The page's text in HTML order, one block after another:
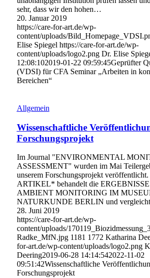
sehr, dass wir den hohen…
20. Januar 2019
https://care-for-art.de/wp-
content/uploads/
Elise Spiegel https://care-for-art.de/wp-
content/uploads/logo2.png Dr. Elise
12:08:102019-01-22 09:59:45Geprüfter
(VDSI) für CFA Seminar „Arbeiten in
Bereichen“
Allgemein
Wissenschaftliche
Forschungsprojekt
Im Journal "ENVIRONMENTAL
ASSESSMENT" wurden im Mai
unserem Forschungsprojekt
ARTIKEL* behandelt die
AMBIENT MONITORING IM
NATURKUNDE BERLIN und
28. Juni 2019
https://care-for-art.de/wp-
content/uploads/
Radke_MfN.jpg 1181 1772 Katharina
for-art.de/wp-content/uploads/logo2.png
Deering2019-06-28 14:14:542022-11-02
09:51:42Wissenschaftliche
Forschungsprojekt